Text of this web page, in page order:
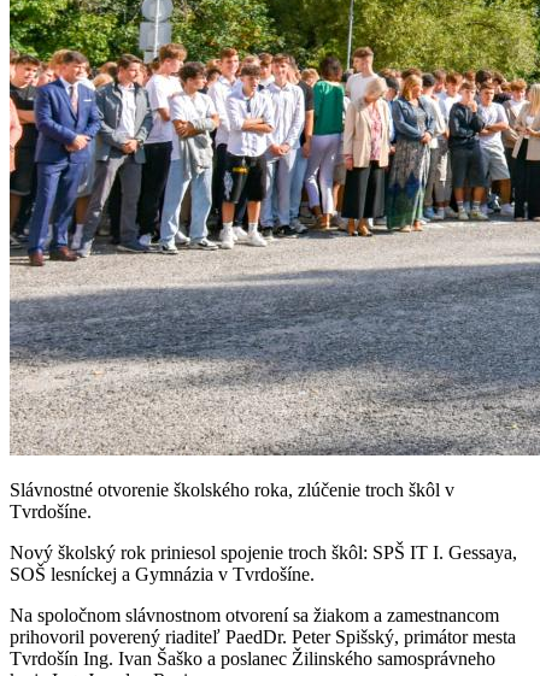
Slávnostné otvorenie školského roka, zlúčenie troch škôl v
Tvrdošíne.
Nový školský rok priniesol spojenie troch škôl: SPŠ IT I. Gessaya,
SOŠ lesníckej a Gymnázia v Tvrdošíne.
Na spoločnom slávnostnom otvorení sa žiakom a zamestnancom
prihovoril poverený riaditeľ PaedDr. Peter Spišský, primátor mesta
Tvrdošín Ing. Ivan Šaško a poslanec Žilinského samosprávneho